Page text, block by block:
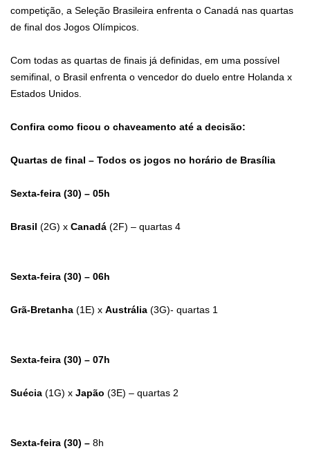
competição, a Seleção Brasileira enfrenta o Canadá nas quartas
de final dos Jogos Olímpicos.
Com todas as quartas de finais já definidas, em uma possível
semifinal, o Brasil enfrenta o vencedor do duelo entre Holanda x
Estados Unidos.
Confira como ficou o chaveamento até a decisão:
Quartas de final – Todos os jogos no horário de Brasília
Sexta-feira (30) – 05h
Brasil (2G) x Canadá (2F) – quartas 4
Sexta-feira (30) – 06h
Grã-Bretanha (1E) x Austrália (3G)- quartas 1
Sexta-feira (30) – 07h
Suécia (1G) x Japão (3E) – quartas 2
Sexta-feira (30) – 8h